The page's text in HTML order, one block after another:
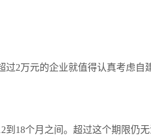
过2万元的企业就值得认真考虑自
到 18个月之间。超过这个期限仍